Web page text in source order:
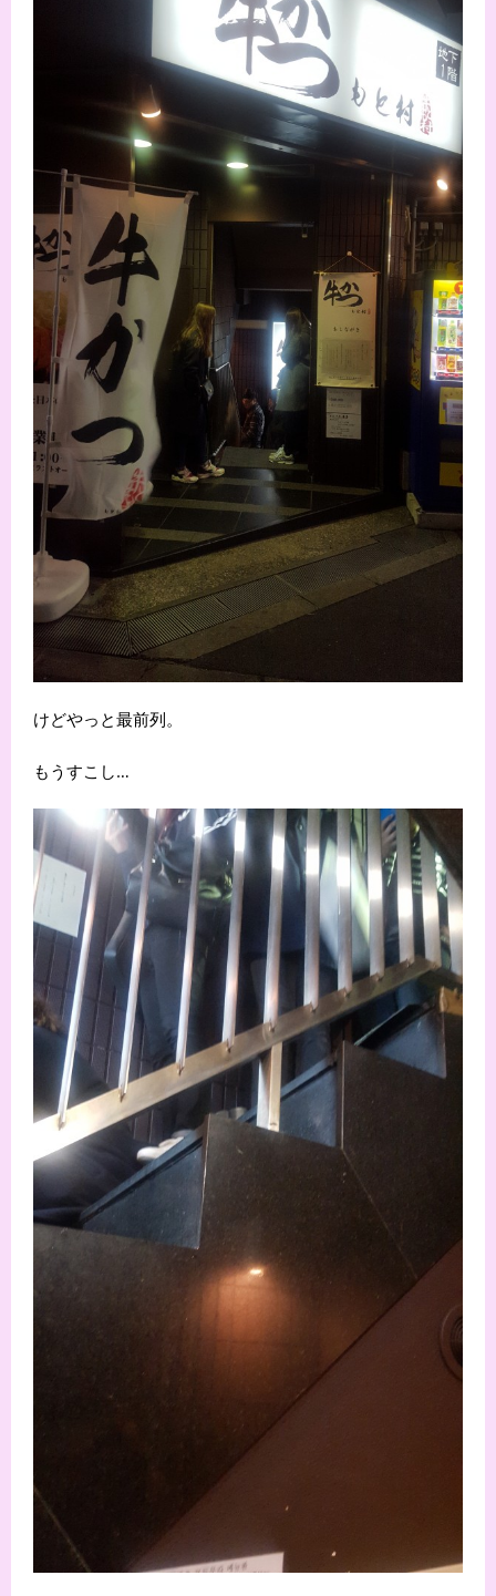
けどやっと最前列。
もうすこし…